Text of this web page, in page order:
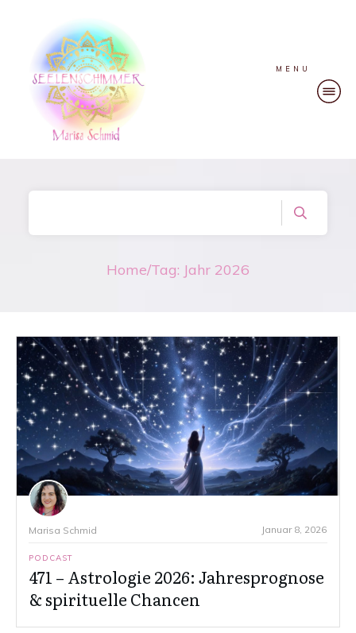
MENU
Home/Tag: Jahr 2026
Marisa Schmid Januar 8, 2026
PODCAST
471 – Astrologie 2026: Jahresprognose
& spirituelle Chancen